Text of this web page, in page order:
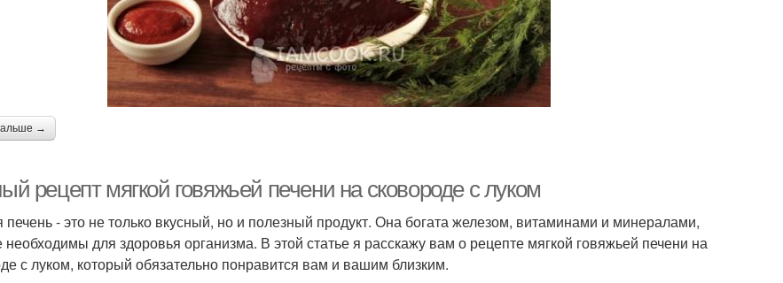
→
рецепт мягкой говяжьей печени на сковороде с луком
печень - это не только вкусный, но и полезный продукт. Она богата железом, витаминами и минералами,
необходимы для здоровья организма. В этой статье я расскажу вам о рецепте мягкой говяжьей печени на
с луком, который обязательно понравится вам и вашим близким.